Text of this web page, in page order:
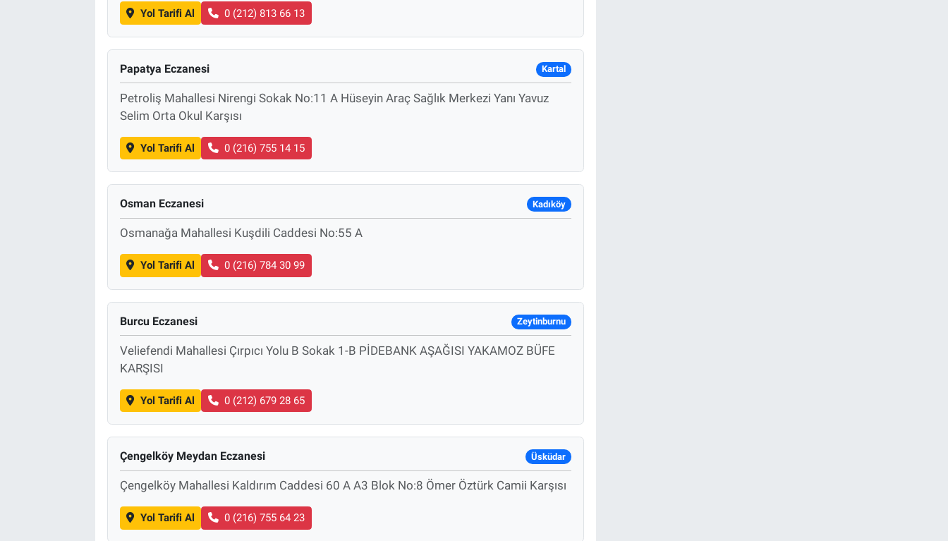
Yol Tarifi Al 0 (212) 813 66 13
Papatya Eczanesi Kartal
Petroliş Mahallesi Nirengi Sokak No:11 A Hüseyin Araç Sağlık Merkezi Yanı Yavuz
Selim Orta Okul Karşısı
Yol Tarifi Al 0 (216) 755 14 15
Osman Eczanesi Kadıköy
Osmanağa Mahallesi Kuşdili Caddesi No:55 A
Yol Tarifi Al 0 (216) 784 30 99
Burcu Eczanesi Zeytinburnu
Veliefendi Mahallesi Çırpıcı Yolu B Sokak 1-B PİDEBANK AŞAĞISI YAKAMOZ BÜFE
KARŞISI
Yol Tarifi Al 0 (212) 679 28 65
Çengelköy Meydan Eczanesi Üsküdar
Çengelköy Mahallesi Kaldırım Caddesi 60 A A3 Blok No:8 Ömer Öztürk Camii Karşısı
Yol Tarifi Al 0 (216) 755 64 23